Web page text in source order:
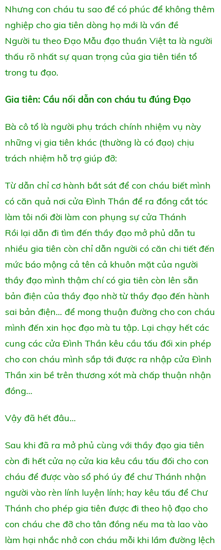
Nhưng con cháu tu sao để có phúc để không thêm
nghiệp cho gia tiên dòng họ mới là vấn đề
Người tu theo Đạo Mẫu đạo thuần Việt ta là người
thấu rõ nhất sự quan trọng của gia tiên tiền tổ
trong tu đạo.
Gia tiên: Cầu nối dẫn con cháu tu đúng Đạo
Bà cô tổ là người phụ trách chính nhiệm vụ này
những vị gia tiên khác (thường là có đạo) chịu
trách nhiệm hỗ trợ giúp đỡ:
Từ dẫn chỉ cơ hành bắt sát để con cháu biết mình
có căn quả nơi cửa Đình Thần để ra đồng cắt tóc
làm tôi nối đời làm con phụng sự cửa Thánh
Rồi lại dẫn đi tìm đến thầy đạo mở phủ dẫn tu
nhiều gia tiên còn chỉ dẫn người có căn chi tiết đến
mức báo mộng cả tên cả khuôn mặt của người
thầy đạo mình thậm chí có gia tiên còn lên sẵn
bản điện của thầy đạo nhờ từ thầy đạo đến hành
sai bản điện… để mong thuận đường cho con cháu
mình đến xin học đạo mà tu tập. Lại chạy hết các
cung các cửa Đình Thần kêu cầu tấu đối xin phép
cho con cháu mình sắp tới được ra nhập cửa Đình
Thần xin bề trên thương xót mà chấp thuận nhận
đồng…
Vậy đã hết đâu…
Sau khi đã ra mở phủ cùng với thầy đạo gia tiên
còn đi hết cửa nọ cửa kia kêu cầu tấu đối cho con
cháu để được vào sổ phó úy để chư Thánh nhận
người vào rèn lính luyện lính; hay kêu tấu để Chư
Thánh cho phép gia tiên được đi theo hộ đạo cho
con cháu che đỡ cho tân đồng nếu ma tà lao vào
làm hại nhắc nhở con cháu mỗi khi lầm đường lệch